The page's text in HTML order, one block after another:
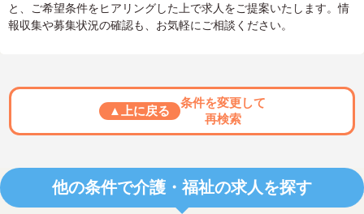
と、ご希望条件をヒアリングした上で求人をご提案いたします。情
報収集や募集状況の確認も、お気軽にご相談ください。
▲上に戻る
条件を変更して
再検索
他の条件で介護・福祉の求人を探す